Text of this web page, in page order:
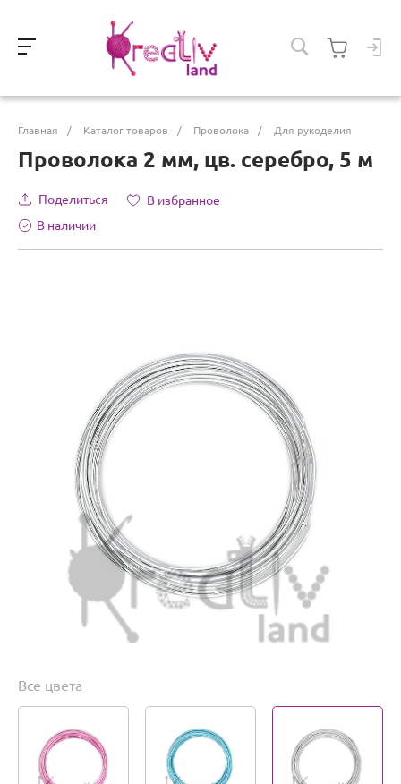
Главная / Каталог товаров / Проволока / Для рукоделия
Проволока 2 мм, цв. серебро, 5 м
Поделиться
В избранное
В наличии
Все цвета